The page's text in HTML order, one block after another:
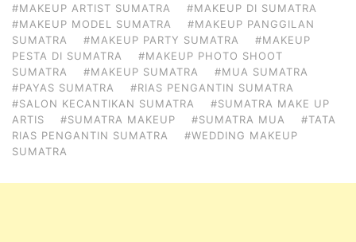
#MAKEUP ARTIST SUMATRA
#MAKEUP DI SUMATRA
#MAKEUP MODEL SUMATRA
#MAKEUP PANGGILAN
SUMATRA
#MAKEUP PARTY SUMATRA
#MAKEUP
PESTA DI SUMATRA
#MAKEUP PHOTO SHOOT
SUMATRA
#MAKEUP SUMATRA
#MUA SUMATRA
#PAYAS SUMATRA
#RIAS PENGANTIN SUMATRA
#SALON KECANTIKAN SUMATRA
#SUMATRA MAKE UP
ARTIS
#SUMATRA MAKEUP #SUMATRA MUA
#TATA
RIAS PENGANTIN SUMATRA
#WEDDING MAKEUP
SUMATRA